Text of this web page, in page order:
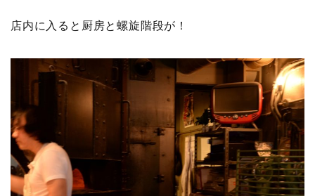
店内に入ると厨房と螺旋階段が！